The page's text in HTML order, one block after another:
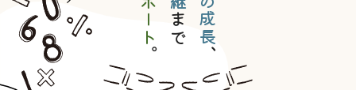
、
まで
。